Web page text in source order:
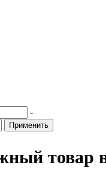
-
Применить
товар